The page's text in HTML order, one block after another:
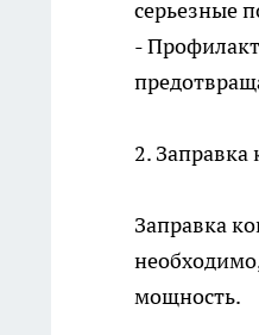
серьезные
-
2. Заправка
Заправка
мощность.